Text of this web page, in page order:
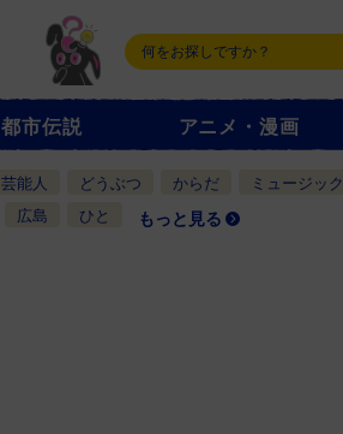
都市伝説 アニメ・漫画
芸能人 どうぶつ からだ ミュージック
広島 ひと もっと見る